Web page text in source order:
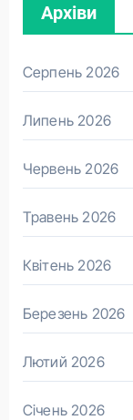
Архіви
Серпень 2026
Липень 2026
Червень 2026
Травень 2026
Квітень 2026
Березень 2026
Лютий 2026
Січень 2026